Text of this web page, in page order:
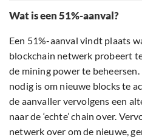
Wat is een 51%-aanval?
Een 51%-aanval vindt plaats
blockchain netwerk probeert
de mining power te
nodig is om nieuwe blocks te
de aanvaller vervolgens een
naar de ‘echte’ chain over.
netwerk over om de nieuwe,